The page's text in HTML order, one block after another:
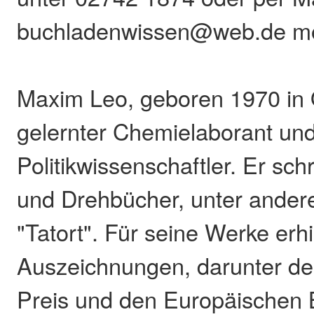
buchladenwissen@web.de
Maxim Leo, geboren 1970 in
gelernter Chemielaborant
Politikwissenschaftler. Er
und Drehbücher, unter
"Tatort". Für seine Werke
Auszeichnungen, darunter
Preis und den Europäischen